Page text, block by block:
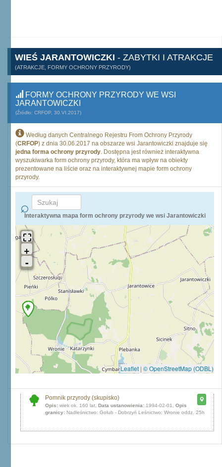
WIEŚ JARANTOWICZKI - ZABYTKI I ATRAKCJE
(ATRAKCJE, FORMY OCHRONY PRZYRODY)
FORMY OCHRONY PRZYRODY WE WSI
JARANTOWICZKI
(Źródło: CRFOP, 30.VI.2017)
Według danych Centralnego Rejestru From Ochrony Przyrody
(CRFOP) z dnia 30.06.2017 na obszarze wsi Jarantowiczki znajduje się
jedna forma ochrony przyrody. Dostępna jest również interaktywna
wyszukiwarka form ochrony przyrody, która ma wpływ na obiekty
prezentowane na liście oraz na interaktywnej mapie form ochrony
przyrody.
Interaktywna mapa form ochrony przyrody we wsi Jarantowiczki
Leaflet | © OpenStreetMap (ODBL)
Pomnik przyrody (skupisko)
Opis: wiek ok. 160 lat, Data ustanowienia: 1994-02-01, Opis
granicy: Nadleśnictwo: Golub - Dobrzyń Leśnictwo: Wronie oddz. 25h